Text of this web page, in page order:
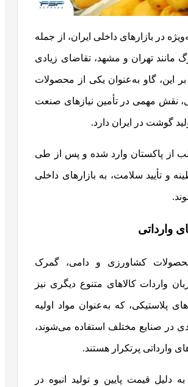
در بازارهای داخلی ایران، از جمله
مانند تهران و مشهد، تقاضای زیادی
بر این، گاو به‌عنوان یکی از محصولات
نقش مهمی در تأمین نیازهای صنعت
گوشت در ایران دارد.
از پاکستان وارد شده و پس از طی
و تأیید سلامت، به بازارهای داخلی
وارداتی
کشاورزی و دامی، گمرک
واردات کالاهای متنوع دیگری نیز
پلاستیکی، که به‌عنوان مواد اولیه
در صنایع مختلف استفاده می‌شوند،
وارداتی پرتکرار هستند.
دلیل قیمت پایین و تولید انبوه در